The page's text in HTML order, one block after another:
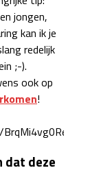
jongen,
kan ik je
redelijk
;-).
ook op
!
dat deze